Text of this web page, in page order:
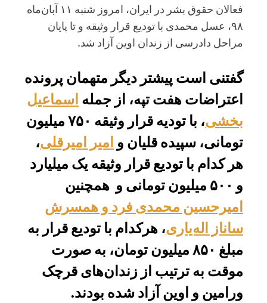
فعالان حقوق بشر در ایران، امروز شنبه ۱۱ آبان‌ماه
۹۸، عسل محمدی با تودیع قرار وثیقه و تا پایان
مراحل دادرسی از زندان اوین آزاد شد.
گفتنی است پیشتر دیگر متهمان پرونده
اعتراضات هفت تپه، از جمله اسماعیل
بخشی
، با تودیه قرار وثیقه ۷۵۰ میلیون
تومانی، سپیده قلیان و امیر امیرقلی،
هر کدام با تودیع قرار وثیقه یک میلیارد
و ۵۰۰ میلیون تومانی و همچنین
امیرحسین محمدی فرد و همسرش
ساناز اله‌یاری، هرکدام با تودیع قرار به
مبلغ ۸۵۰ میلیون تومان، به صورت
موقت به ترتیب از زندان‌های قرچک
ورامین و اوین آزاد شده بودند.